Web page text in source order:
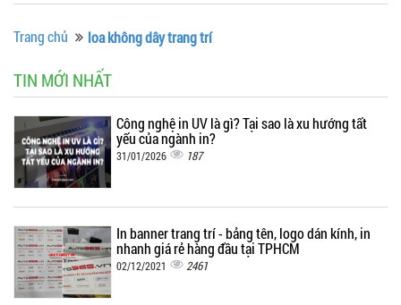
Trang chủ loa không dây trang trí
TIN MỚI NHẤT
Công nghệ in UV là gì? Tại sao là xu hướng tất
yếu của ngành in?
31/01/2026 187
In banner trang trí - bảng tên, logo dán kính, in
nhanh giá rẻ hàng đầu tại TPHCM
02/12/2021 2461